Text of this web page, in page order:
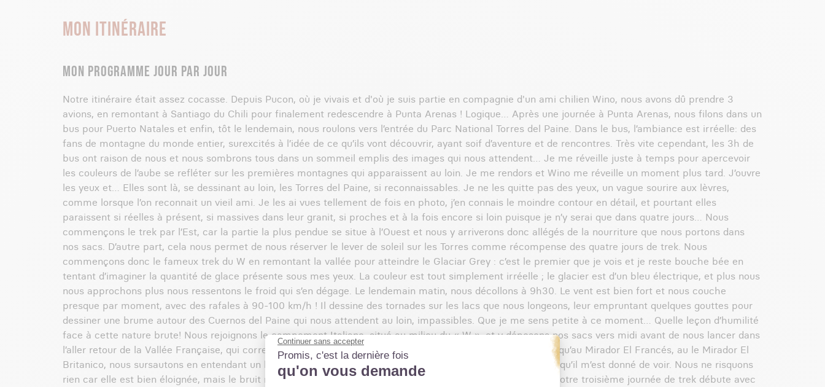
MON ITINÉRAIRE
MON PROGRAMME JOUR PAR JOUR
Notre itinéraire était assez cocasse. Depuis Pucon, où je vivais et d'où je suis partie en compagnie d'un ami chilien Wino, nous avons dû prendre 3
avions, en remontant à Santiago du Chili pour finalement redescendre à Punta Arenas ! Logique… Après une journée à Punta Arenas, nous filons dans un
bus pour Puerto Natales et enfin, tôt le lendemain, nous roulons vers l’entrée du Parc National Torres del Paine. Dans le bus, l’ambiance est irréelle: des
fans de montagne du monde entier, surexcités à l’idée de ce qu’ils vont découvrir, ayant soif d’aventure et de rencontres. Très vite cependant, les 3h de
bus ont raison de nous et nous sombrons tous dans un sommeil emplis des images qui nous attendent… Je me réveille juste à temps pour apercevoir
les couleurs de l’aube se refléter sur les premières montagnes qui apparaissent au loin. Je me rendors et Wino me réveille un moment plus tard. J’ouvre
les yeux et… Elles sont là, se dessinant au loin, les Torres del Paine, si reconnaissables. Je ne les quitte pas des yeux, un vague sourire aux lèvres,
comme lorsque l’on reconnait un vieil ami. Je les ai vues tellement de fois en photo, j’en connais le moindre contour en détail, et pourtant elles
paraissent si réelles à présent, si massives dans leur granit, si proches et à la fois encore si loin puisque je n’y serai que dans quatre jours… Nous
commençons le trek par l’Est, car la partie la plus pendue se situe à l’Ouest et nous y arriverons donc allégés de la nourriture que nous portons dans
nos sacs. D’autre part, cela nous permet de nous réserver le lever de soleil sur les Torres comme récompense des quatre jours de trek. Nous
commençons donc le fameux trek du W en remontant la vallée pour atteindre le Glaciar Grey : c’est le premier que je vois et je reste bouche bée en
tentant d’imaginer la quantité de glace présente sous mes yeux. La couleur est tout simplement irréelle ; le glacier est d’un bleu électrique, et plus nous
nous approchons plus nous ressentons le froid qui s’en dégage. Le lendemain matin, nous décollons à 9h30. Le vent est bien fort et nous couche
presque par moment, avec des rafales à 90-100 km/h ! Il dessine des tornades sur les lacs que nous longeons, leur empruntant quelques gouttes pour
dessiner une brume autour des Cuernos del Paine qui nous attendent au loin, impassibles. Que je me sens petite à ce moment… Quelle leçon d’humilité
face à cette nature brute! Nous rejoignons le campement Italiano, situé au milieu du « W », et y déposons nos sacs vers midi avant de nous lancer dans
l’aller retour de la Vallée Française, qui correspond à la branche du milieu du W. Absorbés par la montée jusqu’au Mirador El Francés, au le Mirador El
Britanico, nous sursautons en entendant un bruit sourd. Nous levons la tête et… c’est la première avalanche qu’il m’est donné de voir. Nous ne risquons
rien car elle est bien éloignée, mais le bruit résonne dans toute la vallée : quelle sensation peu commune ! Notre troisième journée de trek débute avec